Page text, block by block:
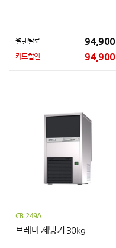
월렌탈료 94,900
카드할인 94,900
CB-249A
브레마 제빙기 30kg